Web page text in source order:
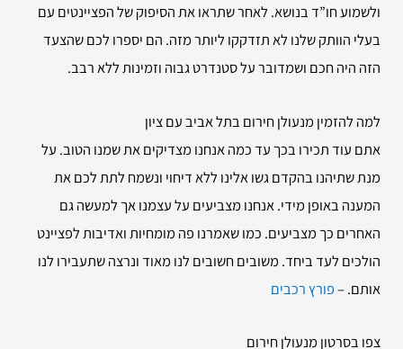
ולשמוע חו”ד בנושא. לאחר שתראו את הסיפוק של הפציינטים עם
בעלי הוותק שלנו לא תזדקקו ליותר מזה. הם יספרו לכם שהצעד
הזה היה חכם ושמדובר על סטנדרט גבוה וזמינות ללא רבב.
למה להזמין מנעולן חירום בתל אביב עם ציון
אתם עוד תכירו בכך עד כמה אנחנו מצדיקים את שמנו הטוב. על
מנת שתיהנו בהקדם גשו אלינו ללא דיחוי ונשמח לתת לכם את
המענה באופן מידי. אנחנו מצביעים על עצמנו אך למעשה גם
האחרים כך מצביעים. כמו שאמרנו פה מומחיות ואדיבות לפציינט
הולכים לעד ביחד. משובים חשובים לנו מאוד ונרצה שתעבירו לנו
אותם. –פורץ רכבים
צפו בסרטון מנעולן חירום